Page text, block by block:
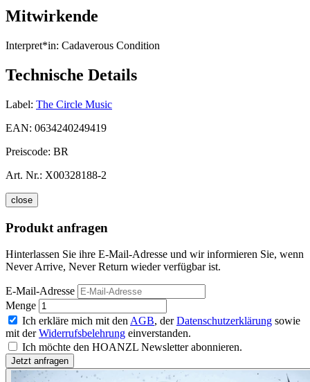
Mitwirkende
Interpret*in: Cadaverous Condition
Technische Details
Label: The Circle Music
EAN: 0634240249419
Preiscode: BR
Art. Nr.: X00328188-2
close
Produkt anfragen
Hinterlassen Sie ihre E-Mail-Adresse und wir informieren Sie, wenn
Never Arrive, Never Return wieder verfügbar ist.
E-Mail-Adresse
Menge
Ich erkläre mich mit den AGB, derDatenschutzerklärung sowie
mit derWiderrufsbelehrung einverstanden.
Ich möchte den HOANZL Newsletter abonnieren.